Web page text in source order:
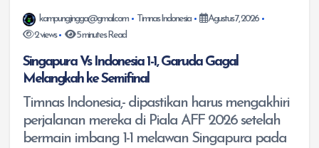
kampungjingga@gmail.com Timnas Indonesia
Agustus 7, 2026
2 views
5 minutes Read
Singapura Vs Indonesia 1-1, Garuda Gagal
Melangkah ke Semifinal
Timnas Indonesia,- dipastikan harus mengakhiri
perjalanan mereka di Piala AFF 2026 setelah
bermain imbang 1-1 melawan Singapura pada